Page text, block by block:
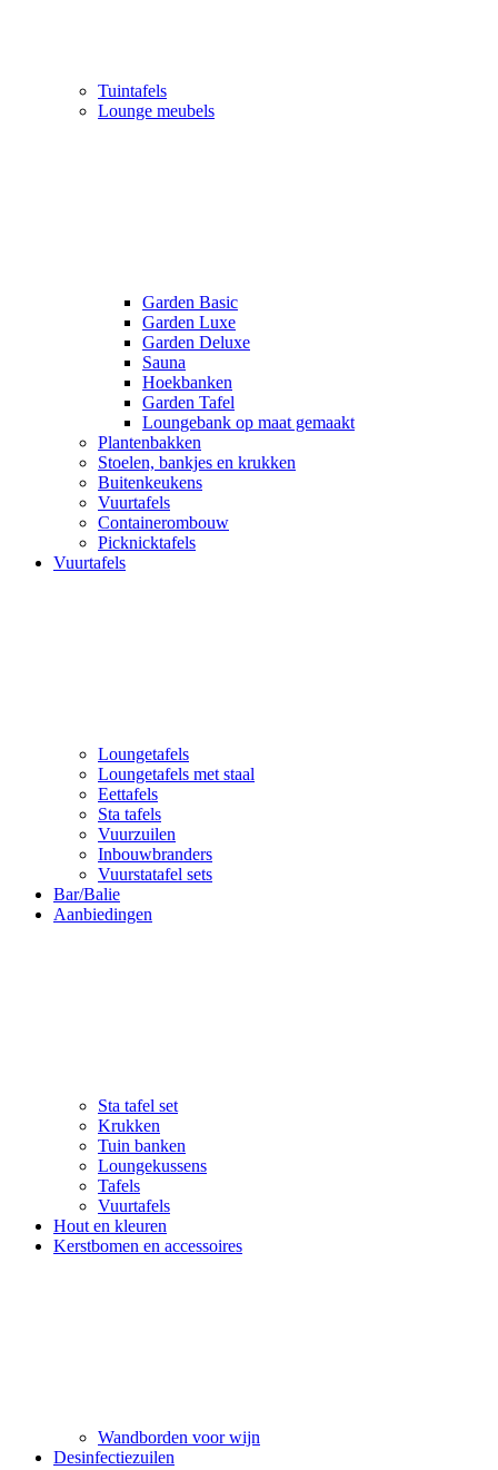
Tuintafels
Lounge meubels
Garden Basic
Garden Luxe
Garden Deluxe
Sauna
Hoekbanken
Garden Tafel
Loungebank op maat gemaakt
Plantenbakken
Stoelen, bankjes en krukken
Buitenkeukens
Vuurtafels
Containerombouw
Picknicktafels
Vuurtafels
Loungetafels
Loungetafels met staal
Eettafels
Sta tafels
Vuurzuilen
Inbouwbranders
Vuurstatafel sets
Bar/Balie
Aanbiedingen
Sta tafel set
Krukken
Tuin banken
Loungekussens
Tafels
Vuurtafels
Hout en kleuren
Kerstbomen en accessoires
Wandborden voor wijn
Desinfectiezuilen